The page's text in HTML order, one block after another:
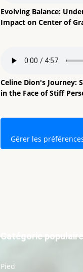
Evolving Balance:
Impact on Center of
Celine Dion's Journey:
in the Face of Stiff
Gérer les
Catégorie populaire
Pied